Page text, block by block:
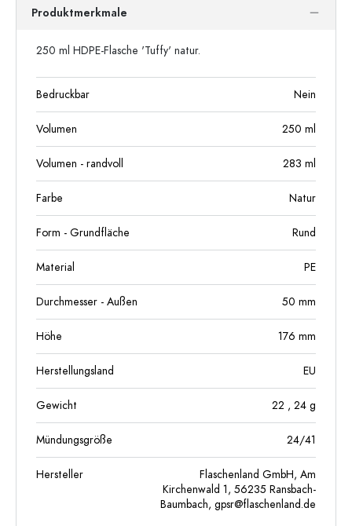
Produktmerkmale
250 ml HDPE-Flasche 'Tuffy' natur.
Bedruckbar Nein
Volumen 250 ml
Volumen - randvoll 283 ml
Farbe Natur
Form - Grundfläche Rund
Material PE
Durchmesser - Außen 50 mm
Höhe 176 mm
Herstellungsland EU
Gewicht 22 , 24 g
Mündungsgröße 24/41
Hersteller
Flaschenland GmbH, Am
Kirchenwald 1, 56235 Ransbach-
Baumbach, gpsr@flaschenland.de